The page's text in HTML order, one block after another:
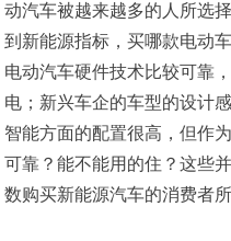
动汽车被越来越多的人所选
到新能源指标，买哪款电动
电动汽车硬件技术比较可靠
电；新兴车企的车型的设计
智能方面的配置很高，但作
可靠？能不能用的住？这些
数购买新能源汽车的消费者